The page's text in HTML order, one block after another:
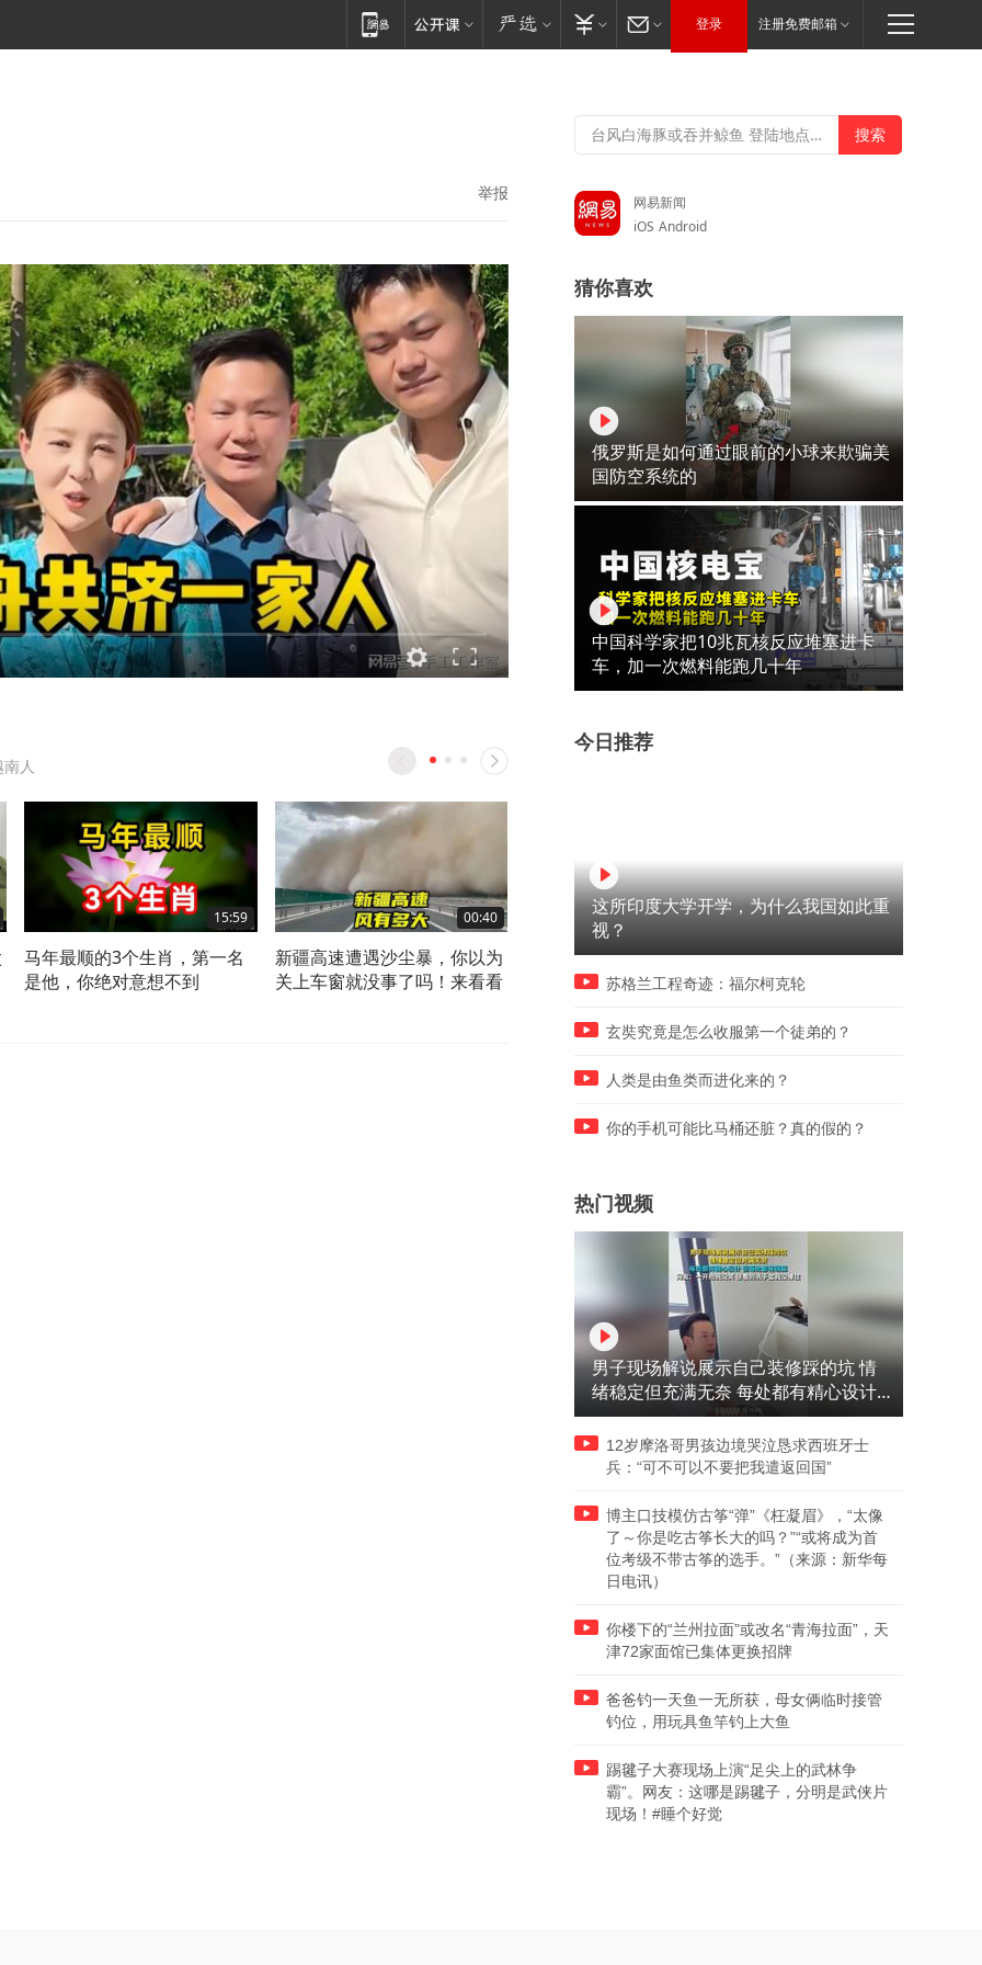
登录 注册免费邮箱
举报
人
15:59
马年最顺的3个生肖，第一名
是他，你绝对意想不到
00:40
新疆高速遭遇沙尘暴，你以为
关上车窗就没事了吗！来看看
03:40
不单单枭龙，史上最大中巴军
贸订单：红旗-9导弹+中国百
丈夫离奇死在矿上，女人该
何揭露真相？
网易新闻
iOS Android
猜你喜欢
俄罗斯是如何通过眼前的小球来欺骗美
国防空系统的
中国科学家把10兆瓦核反应堆塞进卡
车，加一次燃料能跑几十年
今日推荐
这所印度大学开学，为什么我国如此重
视？
苏格兰工程奇迹：福尔柯克轮
玄奘究竟是怎么收服第一个徒弟的？
人类是由鱼类而进化来的？
你的手机可能比马桶还脏？真的假的？
热门视频
男子现场解说展示自己装修踩的坑 情
绪稳定但充满无奈 每处都有精心设计
但每处都有瑕疵 网友：一开始我没笑
但看到洗手盆我没绷住
12岁摩洛哥男孩边境哭泣恳求西班牙士
兵：“可不可以不要把我遣返回国”
博主口技模仿古筝“弹”《枉凝眉》，“太像
了～你是吃古筝长大的吗？”“或将成为首
位考级不带古筝的选手。”（来源：新华每
日电讯）
你楼下的“兰州拉面”或改名“青海拉面”，天
津72家面馆已集体更换招牌
爸爸钓一天鱼一无所获，母女俩临时接管
钓位，用玩具鱼竿钓上大鱼
踢毽子大赛现场上演“足尖上的武林争
霸”。网友：这哪是踢毽子，分明是武侠片
现场！#睡个好觉